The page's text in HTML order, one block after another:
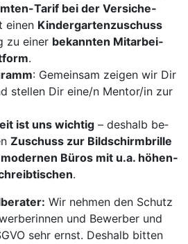
Ta­rif bei der Ver­si­che­
ei­nen Kin­der­gar­ten­zu­schuss
zu ei­ner be­kann­ten Mit­ar­bei­
.
: Ge­mein­sam zei­gen wir Dir
stel­len Dir ei­ne/n Men­tor/in zur
ist uns wich­tig – des­halb be­
Zu­schuss zur Bild­schirm­bril­le
mo­der­nen Bü­ros mit u.a. hö­hen­
.
Wir neh­men den Schutz
und Be­wer­ber und
sehr ernst. Des­halb bit­ten